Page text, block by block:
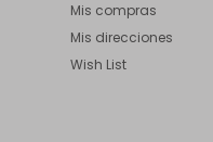
Mis compras
Mis direcciones
Wish List